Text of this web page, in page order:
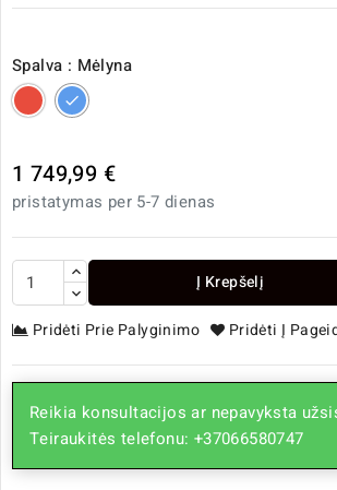
Spalva : Mėlyna
RaudonaMėlyna
1 749,99 €
pristatymas per 5-7 dienas
Į Krepšelį
Pridėti Prie Palyginimo Pridėti Į
Reikia konsultacijos ar nepavyksta
Teiraukitės telefonu: +37066580747